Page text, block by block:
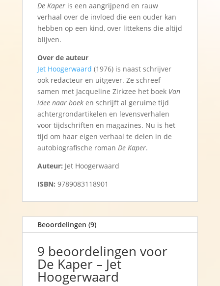
De Kaperis een aangrijpend en rauw
verhaal over de invloed die een ouder kan
hebben op een kind, over littekens die altijd
blijven.
Over de auteur
Jet Hoogerwaard (1976) is naast schrijver
ook redacteur en uitgever. Ze schreef
samen met Jacqueline Zirkzee het boek Van
idee naar boeken schrijft al geruime tijd
achtergrondartikelen en levensverhalen
voor tijdschriften en magazines. Nu is het
tijd om haar eigen verhaal te delen in de
autobiografische roman De Kaper.
Auteur: Jet Hoogerwaard
ISBN: 9789083118901
Beoordelingen (9)
9 beoordelingen voor
De Kaper – Jet
Hoogerwaard